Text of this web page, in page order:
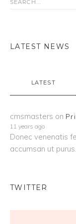
LATEST NEWS
LATEST
cmsmasters on
11 years ago
Donec venenatis
accumsan ut
TWITTER